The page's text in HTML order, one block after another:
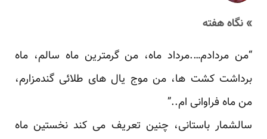
» نگاه هفته
“من مردادم….مرداد ماه، من گرمترین ماه سالم، ماه
برداشت کشت ها، من موج یال های طلائی گندمزارم،
من ماه فراوانی ام..”
سالشمار باستانی، چنین تعریف می کند نخستین ماه